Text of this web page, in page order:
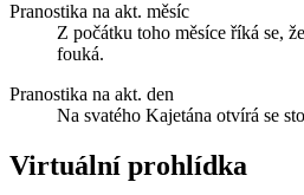
Pranostika na akt. měsíc
Z počátku toho měsíce říká se,
fouká.
Pranostika na akt. den
Na svatého Kajetána otvírá se
Virtuální prohlídka